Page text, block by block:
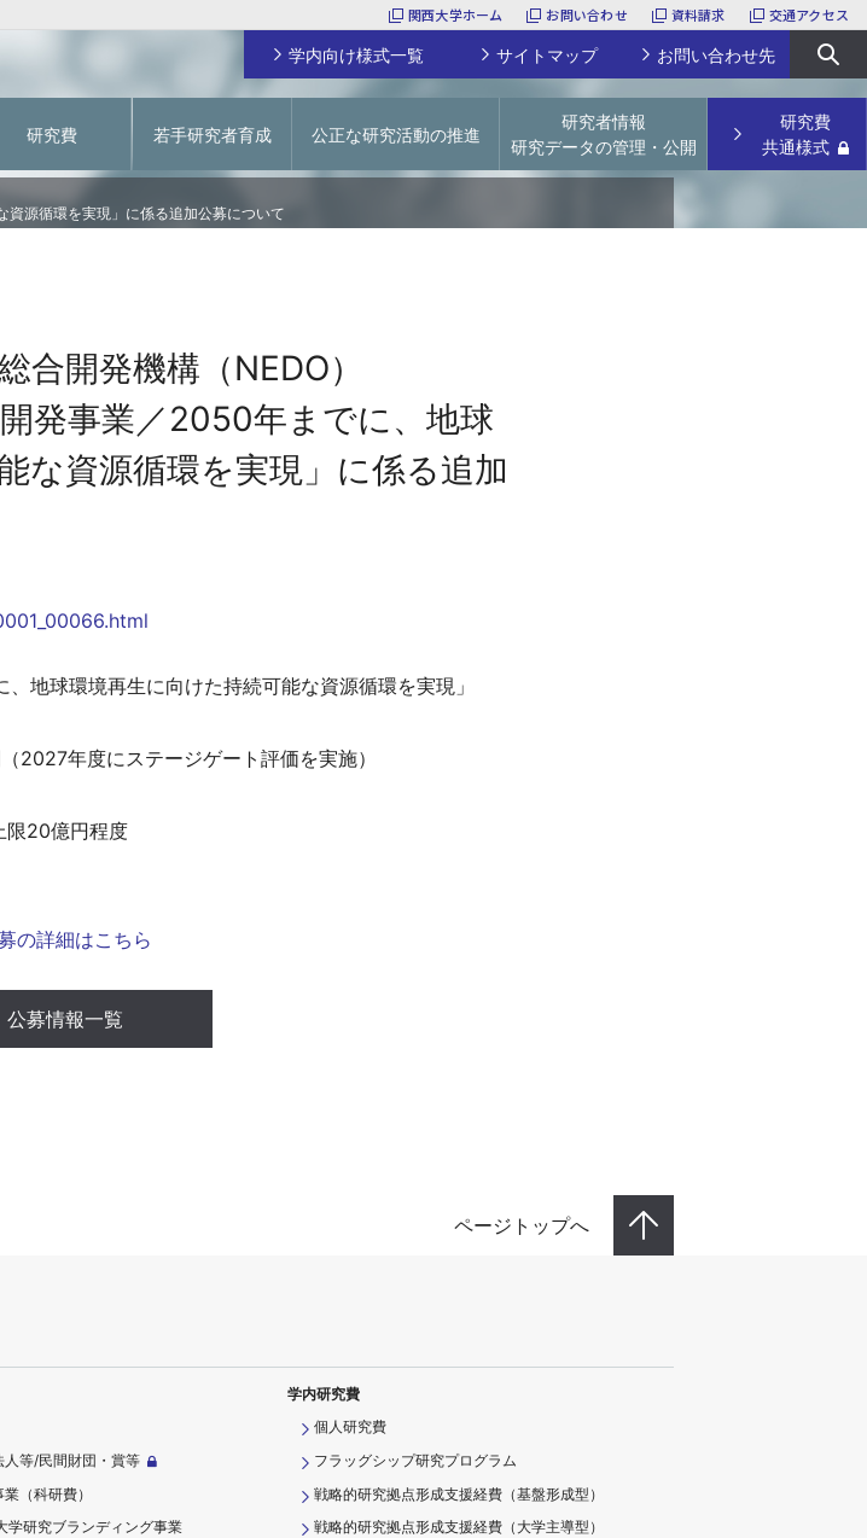
関西大学ホーム お問い合わせ 資料請求 交通アクセス
学内向け様式一覧 サイトマップ お問い合わせ先
URA
研究費
点形成支援経費（大学主導型）
経費
費
採択課題】研究拠点形成支援経費
奨励研究費
究費
否一覧
研究支援経費・補助費
その他
様式一覧
産休／育休予定の先生方へ
若手研究者育成
会 特別研究員
関西大学特別任用研究員
公正な研究活動の推進
使用防止
研究活動上の不正行為防止
象とする研究倫理審査
研究者情報
研究データの管理・公開
テム
学術リポジトリ
ンネル
研究費
共通様式
資源循環を実現」に係る追加公募について
合開発機構（NEDO）
発事業／2050年までに、地球
な資源循環を実現」に係る追加
地球環境再生に向けた持続可能な資源循環を実現」
2027年度にステージゲート評価を実施）
限20億円程度
の詳細はこちら
公募情報一覧
ページトップへ
等/民間財団・賞等
（科研費）
学研究ブランディング事業
学内研究費
個人研究費
フラッグシップ研究プログラム
戦略的研究拠点形成支援経費（基盤形成型）
戦略的研究拠点形成支援経費（大学主導型）